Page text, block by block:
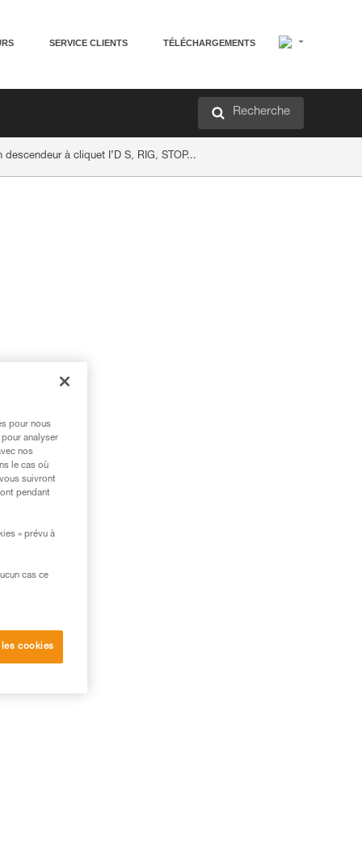
SERVICE CLIENTS TÉLÉCHARGEMENTS
Recherche
à cliquet I’D S, RIG, STOP...
pour nous
analyser
nos
le cas où
suivront
pendant
» prévu à
cas ce
cookies